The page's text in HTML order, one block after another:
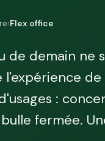
›Flex office
de demain ne
l'expérience
:
fermée.